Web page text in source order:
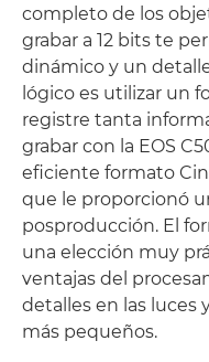
completo de los
grabar a 12 bits te
dinámico y un
lógico es utilizar un
registre tanta
grabar con la EOS
eficiente formato
que le proporcionó
posproducción. El
una elección muy
ventajas del
detalles en las luces
más pequeños.